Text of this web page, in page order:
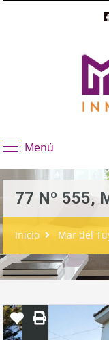
Menú
77 Nº 555,
Inicio Mar del